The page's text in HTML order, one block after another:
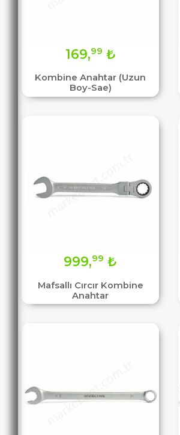
Kombine Anahtar (Uzun
Boy-Sae)
169,99 ₺
Mafsallı Cırcır Kombine
Anahtar
999,99 ₺